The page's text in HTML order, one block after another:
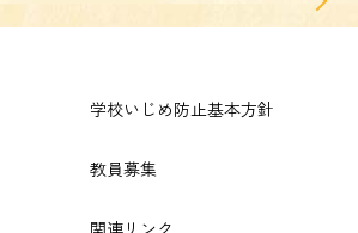
学校いじめ防止基本方針
教員募集
関連リンク